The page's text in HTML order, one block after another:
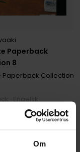
Om
Paperback
8
Paperback Collection
· Engelsk